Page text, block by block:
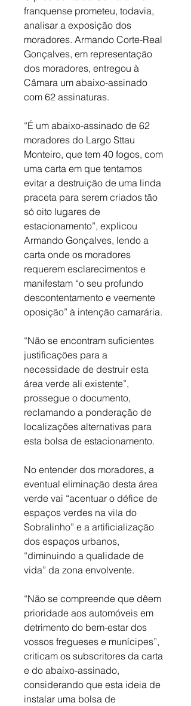
franquense prometeu, todavia,
analisar a exposição dos
moradores. Armando Corte-Real
Gonçalves, em representação
dos moradores, entregou à
Câmara um abaixo-assinado
com 62 assinaturas.
“É um abaixo-assinado de 62
moradores do Largo Sttau
Monteiro, que tem 40 fogos, com
uma carta em que tentamos
evitar a destruição de uma linda
praceta para serem criados tão
só oito lugares de
estacionamento”, explicou
Armando Gonçalves, lendo a
carta onde os moradores
requerem esclarecimentos e
manifestam “o seu profundo
descontentamento e veemente
oposição” à intenção camarária.
“Não se encontram suficientes
justificações para a
necessidade de destruir esta
área verde ali existente”,
prossegue o documento,
reclamando a ponderação de
localizações alternativas para
esta bolsa de estacionamento.
No entender dos moradores, a
eventual eliminação desta área
verde vai “acentuar o défice de
espaços verdes na vila do
Sobralinho” e a artificialização
dos espaços urbanos,
“diminuindo a qualidade de
vida” da zona envolvente.
“Não se compreende que dêem
prioridade aos automóveis em
detrimento do bem-estar dos
vossos fregueses e munícipes”,
criticam os subscritores da carta
e do abaixo-assinado,
considerando que esta ideia de
instalar uma bolsa de